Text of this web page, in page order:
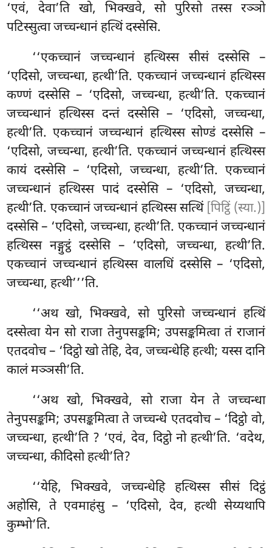
‘एवं, देवा’ति खो, भिक्खवे, सो पुरिसो तस्स रञ्ञो
पटिस्सुत्वा जच्चन्धानं हत्थिं दस्सेसि.
‘‘एकच्चानं जच्चन्धानं हत्थिस्स सीसं दस्सेसि –
‘एदिसो, जच्चन्धा, हत्थी’ति. एकच्चानं जच्चन्धानं हत्थिस्स
कण्णं दस्सेसि – ‘एदिसो, जच्चन्धा, हत्थी’ति. एकच्चानं
जच्चन्धानं हत्थिस्स दन्तं दस्सेसि – ‘एदिसो, जच्चन्धा,
हत्थी’ति. एकच्चानं जच्चन्धानं हत्थिस्स सोण्डं दस्सेसि –
‘एदिसो, जच्चन्धा, हत्थी’ति. एकच्चानं जच्चन्धानं हत्थिस्स
कायं दस्सेसि – ‘एदिसो, जच्चन्धा, हत्थी’ति. एकच्चानं
जच्चन्धानं हत्थिस्स पादं दस्सेसि – ‘एदिसो, जच्चन्धा,
हत्थी’ति. एकच्चानं जच्चन्धानं हत्थिस्स सत्थिं [पिट्ठिं (स्या.)]
दस्सेसि – ‘एदिसो, जच्चन्धा, हत्थी’ति. एकच्चानं जच्चन्धानं
हत्थिस्स नङ्गुट्ठं दस्सेसि – ‘एदिसो, जच्चन्धा, हत्थी’ति.
एकच्चानं जच्चन्धानं हत्थिस्स वालधिं दस्सेसि – ‘एदिसो,
जच्चन्धा, हत्थी’’’ति.
‘‘अथ खो, भिक्खवे, सो पुरिसो जच्चन्धानं हत्थिं
दस्सेत्वा येन सो राजा तेनुपसङ्कमि; उपसङ्कमित्वा तं राजानं
एतदवोच – ‘दिट्ठो खो तेहि, देव, जच्चन्धेहि हत्थी; यस्स दानि
कालं मञ्ञसी’ति.
‘‘अथ खो, भिक्खवे, सो राजा येन ते जच्चन्धा
तेनुपसङ्कमि; उपसङ्कमित्वा ते जच्चन्धे एतदवोच – ‘दिट्ठो वो,
जच्चन्धा, हत्थी’ति ? ‘एवं, देव, दिट्ठो नो हत्थी’ति. ‘वदेथ,
जच्चन्धा, कीदिसो हत्थी’ति?
‘‘येहि, भिक्खवे, जच्चन्धेहि हत्थिस्स सीसं दिट्ठं
अहोसि, ते एवमाहंसु – ‘एदिसो, देव, हत्थी सेय्यथापि
कुम्भो’ति.